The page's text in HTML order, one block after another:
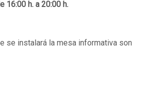
16:00 h. a 20:00 h.
se instalará la mesa informativa son